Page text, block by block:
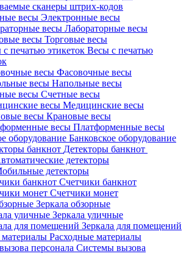
сканеры штрих-кодов
Электронные весы
Лабораторные весы
Торговые весы
Весы с печатью
Фасовочные весы
Напольные весы
Счетные весы
Медицинские весы
Крановые весы
Платформенные весы
Банковское оборудование
Детекторы банкнот
детекторы
детекторы
Счетчики банкнот
Счетчики монет
Зеркала обзорные
Зеркала уличные
Зеркала для помещений
Расходные материалы
Системы вызова